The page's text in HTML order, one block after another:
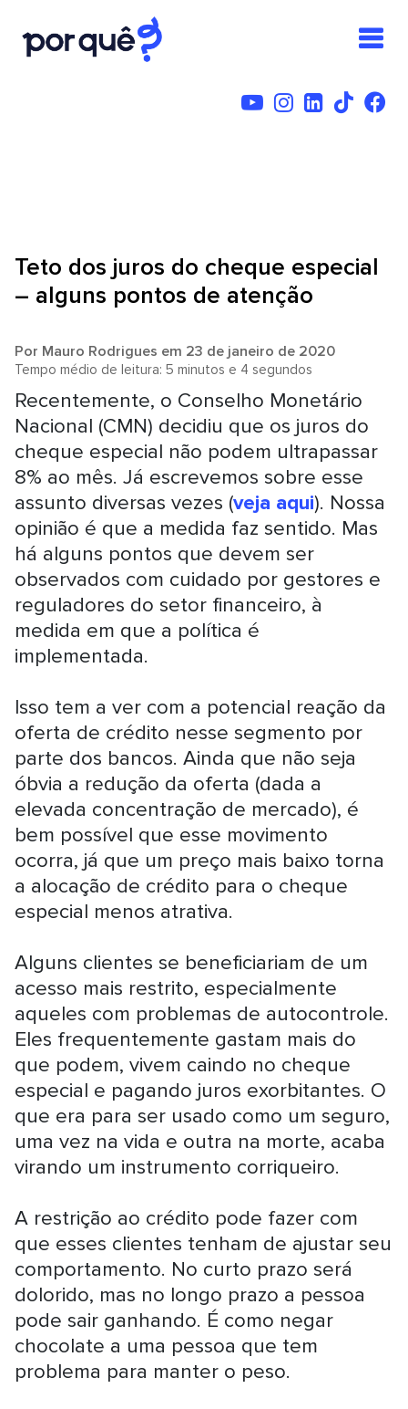
Teto dos juros do cheque especial
– alguns pontos de atenção
Por Mauro Rodrigues em 23 de janeiro de 2020
Tempo médio de leitura: 5 minutos e 4 segundos
Recentemente, o Conselho Monetário
Nacional (CMN) decidiu que os juros do
cheque especial não podem ultrapassar
8% ao mês. Já escrevemos sobre esse
assunto diversas vezes (veja aqui). Nossa
opinião é que a medida faz sentido. Mas
há alguns pontos que devem ser
observados com cuidado por gestores e
reguladores do setor financeiro, à
medida em que a política é
implementada.
Isso tem a ver com a potencial reação da
oferta de crédito nesse segmento por
parte dos bancos. Ainda que não seja
óbvia a redução da oferta (dada a
elevada concentração de mercado), é
bem possível que esse movimento
ocorra, já que um preço mais baixo torna
a alocação de crédito para o cheque
especial menos atrativa.
Alguns clientes se beneficiariam de um
acesso mais restrito, especialmente
aqueles com problemas de autocontrole.
Eles frequentemente gastam mais do
que podem, vivem caindo no cheque
especial e pagando juros exorbitantes. O
que era para ser usado como um seguro,
uma vez na vida e outra na morte, acaba
virando um instrumento corriqueiro.
A restrição ao crédito pode fazer com
que esses clientes tenham de ajustar seu
comportamento. No curto prazo será
dolorido, mas no longo prazo a pessoa
pode sair ganhando. É como negar
chocolate a uma pessoa que tem
problema para manter o peso.